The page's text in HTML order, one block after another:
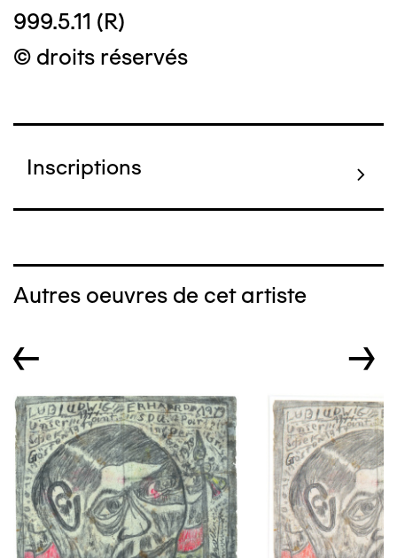
999.5.11 (R)
© droits réservés
Inscriptions
Autres oeuvres de cet artiste
← →